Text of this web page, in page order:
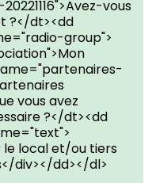
vous
?</dt><dd
group">
vous avez
?</dt><dd
le local et/ou tiers
div></dd></dl>